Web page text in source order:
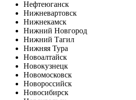
Нефтеюганск
Нижневартовск
Нижнекамск
Нижний Новгород
Нижний Тагил
Нижняя Тура
Новоалтайск
Новокузнецк
Новомосковск
Новороссийск
Новосибирск